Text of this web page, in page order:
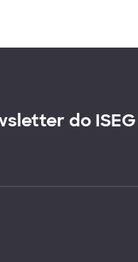
do ISEG